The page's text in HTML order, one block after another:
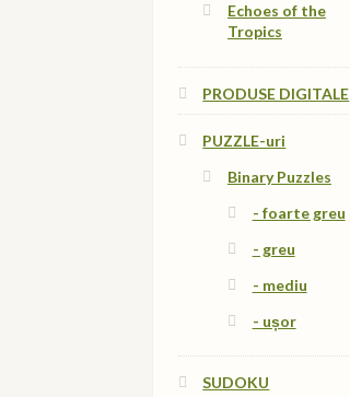
Echoes of the
Tropics
PRODUSE DIGITALE
PUZZLE-uri
Binary Puzzles
- foarte greu
- greu
- mediu
- ușor
SUDOKU